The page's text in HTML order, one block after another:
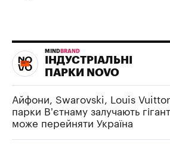
MIND BRAND
ІНДУСТРІАЛЬНІ
ПАРКИ NOVO
Айфони, Swarovski, Louis Vuitton:
парки В’єтнаму залучають
може перейняти Україна